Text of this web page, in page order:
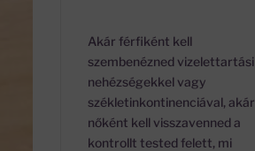
Akár férfiként kell
szembenézned vizelettartási
nehézségekkel vagy
székletinkontinenciával, akár
nőként kell visszavenned a
kontrollt tested felett, mi